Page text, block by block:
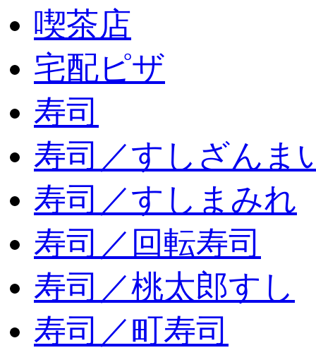
喫茶店
宅配ピザ
寿司
寿司／すしざんま
寿司／すしまみれ
寿司／回転寿司
寿司／桃太郎すし
寿司／町寿司